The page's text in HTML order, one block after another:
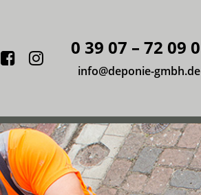
Facebook
Instagram
0 39 07 – 72 09 0
info@deponie-gmbh.de